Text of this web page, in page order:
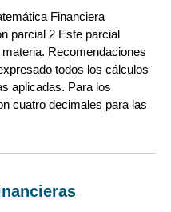
Financiera
parcial 2 Este parcial
Recomendaciones
todos los cálculos
aplicadas. Para los
cuatro decimales para las